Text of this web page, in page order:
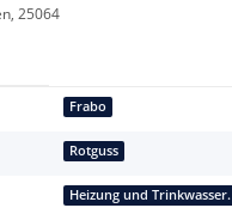
25064
Frabo
Rotguss
Heizung und Trinkwasser.